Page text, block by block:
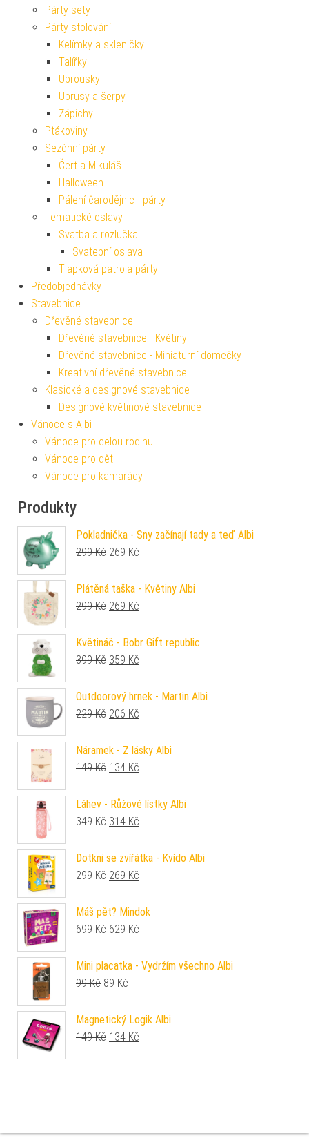
Párty sety
Párty stolování
Kelímky a skleničky
Talířky
Ubrousky
Ubrusy a šerpy
Zápichy
Ptákoviny
Sezónní párty
Čert a Mikuláš
Halloween
Pálení čarodějnic - párty
Tematické oslavy
Svatba a rozlučka
Svatební oslava
Tlapková patrola párty
Předobjednávky
Stavebnice
Dřevěné stavebnice
Dřevěné stavebnice - Květiny
Dřevěné stavebnice - Miniaturní domečky
Kreativní dřevěné stavebnice
Klasické a designové stavebnice
Designové květinové stavebnice
Vánoce s Albi
Vánoce pro celou rodinu
Vánoce pro děti
Vánoce pro kamarády
Produkty
Pokladnička - Sny začínají tady a teď Albi
299Kč Původní cena byla: 299 Kč.
269 Kč
Plátěná taška - Květiny Albi
299Kč Původní cena byla: 299 Kč.
269 Kč
Květináč - Bobr Gift republic
399Kč Původní cena byla: 399 Kč.
359 Kč
Outdoorový hrnek - Martin Albi
229Kč Původní cena byla: 229 Kč.
206 Kč
Náramek - Z lásky Albi
149Kč Původní cena byla: 149 Kč.
134 Kč
Láhev - Růžové lístky Albi
349Kč Původní cena byla: 349 Kč.
314 Kč
Dotkni se zvířátka - Kvído Albi
299Kč Původní cena byla: 299 Kč.
269 Kč
Máš pět? Mindok
699Kč Původní cena byla: 699 Kč.
629 Kč
Mini placatka - Vydržím všechno Albi
99Kč Původní cena byla: 99 Kč.
89 Kč
Magnetický Logik Albi
149Kč Původní cena byla: 149 Kč.
134 Kč